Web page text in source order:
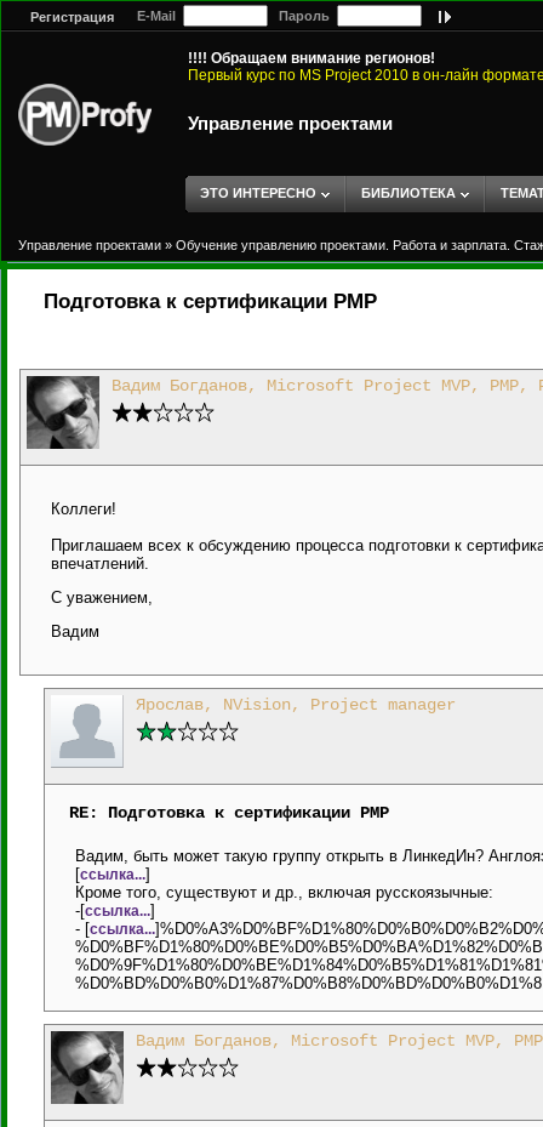
Регистрация E-Mail Пароль
!!!! Обращаем внимание регионов!
Первый курс по MS Project 2010 в он-лайн
Управление проектами
ЭТО ИНТЕРЕСНО БИБЛИОТЕКА
Управление проектами » Обучение управлению проектами. Работа и зарплата.
Подготовка к сертификации PMP
Вадим Богданов, Microsoft Project MVP, PMP,
Коллеги!
Приглашаем всех к обсуждению процесса подготовки к
впечатлений.
С уважением,
Вадим
Ярослав, NVision, Project manager
RE: Подготовка к сертификации PMP
Вадим, быть может такую группу открыть в ЛинкедИн?
[ссылка...]
Кроме того, существуют и др., включая русскоязычные:
-[ссылка...]
- [ссылка...
Вадим Богданов, Microsoft Project MVP,